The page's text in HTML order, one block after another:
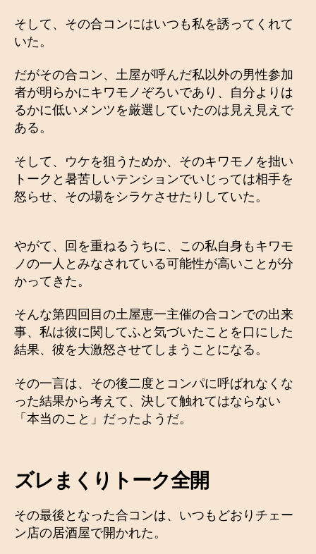
そして、その合コンにはいつも私を誘ってくれて
いた。
だがその合コン、土屋が呼んだ私以外の男性参加
者が明らかにキワモノぞろいであり、自分よりは
るかに低いメンツを厳選していたのは見え見えで
ある。
そして、ウケを狙うためか、そのキワモノを拙い
トークと暑苦しいテンションでいじっては相手を
怒らせ、その場をシラケさせたりしていた。
やがて、回を重ねるうちに、この私自身もキワモ
ノの一人とみなされている可能性が高いことが分
かってきた。
そんな第四回目の土屋恵一主催の合コンでの出来
事、私は彼に関してふと気づいたことを口にした
結果、彼を大激怒させてしまうことになる。
その一言は、その後二度とコンパに呼ばれなくな
った結果から考えて、決して触れてはならない
「本当のこと」だったようだ。
ズレまくりトーク全開
その最後となった合コンは、いつもどおりチェー
ン店の居酒屋で開かれた。